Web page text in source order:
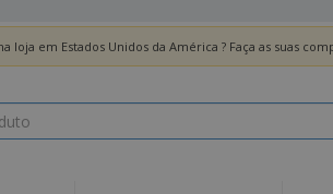
loja em Estados Unidos da América ? Faça as suas